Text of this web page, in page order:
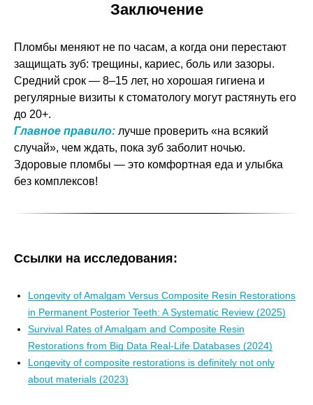
Заключение
Пломбы меняют не по часам, а когда они перестают
защищать зуб: трещины, кариес, боль или зазоры.
Средний срок — 8–15 лет, но хорошая гигиена и
регулярные визиты к стоматологу могут растянуть его
до 20+.
Главное правило: лучше проверить «на всякий
случай», чем ждать, пока зуб заболит ночью.
Здоровые пломбы — это комфортная еда и улыбка
без комплексов!
Ссылки на исследования:
Longevity of Amalgam Versus Composite Resin Restorations
in Permanent Posterior Teeth: A Systematic Review (2025)
Survival Rates of Amalgam and Composite Resin
Restorations from Big Data Real-Life Databases (2024)
Longevity of composite restorations is definitely not only
about materials (2023)